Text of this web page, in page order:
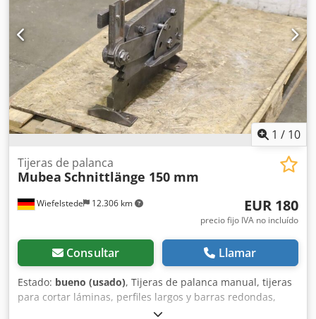
1 / 10
Wiefelstede 12.306 km
Tijeras de palanca
Mubea Schnittlänge 150 mm
EUR 180
precio fijo IVA no incluído
Consultar Llamar
Estado: bueno (usado), Tijeras de palanca manual, tijeras
para cortar láminas, perfiles largos y barras redondas,
tijeras de palanca Dodpfx Aksibitmjaokr -Fabricante: